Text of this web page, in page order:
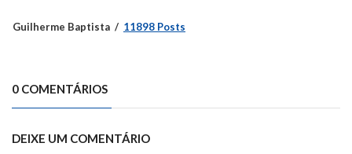
Guilherme Baptista 11898 Posts
0 COMENTÁRIOS
DEIXE UM COMENTÁRIO